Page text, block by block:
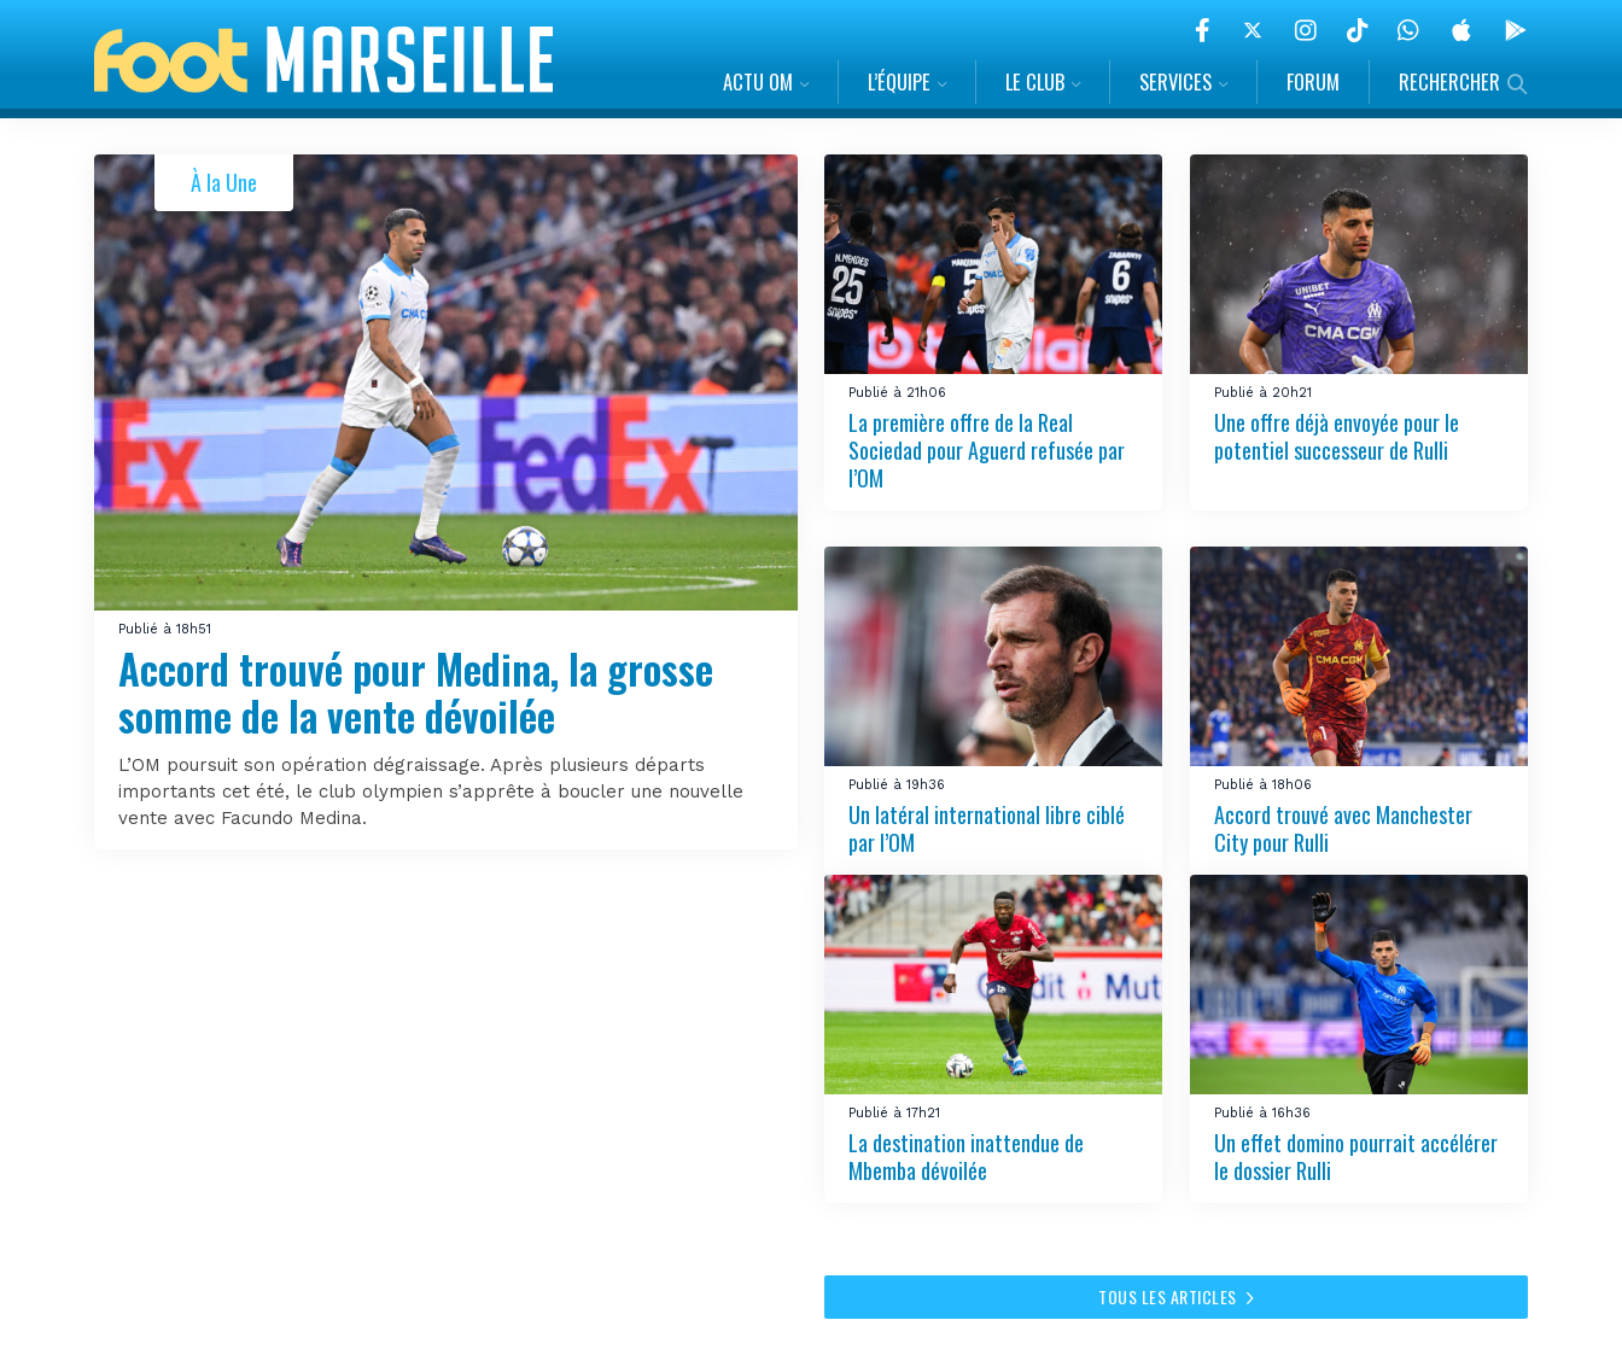
FootMarseille
ACTU OM L’ÉQUIPE LE CLUB SERVICES FORUM RECHERCHER
À la Une
Publié à 18h51
Accord trouvé pour Medina, la grosse
somme de la vente dévoilée
L’OM poursuit son opération dégraissage. Après plusieurs départs
importants cet été, le club olympien s’apprête à boucler une nouvelle
vente avec Facundo Medina.
Publié à 21h06
La première offre de la Real
Sociedad pour Aguerd refusée par
l’OM
Publié à 20h21
Une offre déjà envoyée pour le
potentiel successeur de Rulli
Publié à 19h36
Un latéral international libre ciblé
par l’OM
Publié à 18h06
Accord trouvé avec Manchester
City pour Rulli
Publié à 17h21
La destination inattendue de
Mbemba dévoilée
Publié à 16h36
Un effet domino pourrait accélérer
le dossier Rulli
TOUS LES ARTICLES